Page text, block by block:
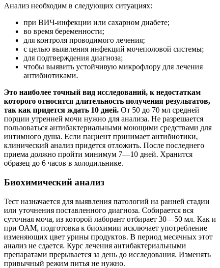
Анализ необходим в следующих ситуациях:
при ВИЧ-инфекции или сахарном диабете;
во время беременности;
для контроля проводимого лечения;
с целью выявления инфекций мочеполовой системы;
для подтверждения диагноза;
чтобы выявить устойчивую микрофлору для лечения
антибиотиками.
Это наиболее точный вид исследований, к недостаткам
которого относится длительность получения результатов,
так как придется ждать 10 дней. От 50 до 70 мл средней
порции утренней мочи нужно для анализа. Не разрешается
пользоваться антибактериальными моющими средствами для
интимного душа. Если пациент принимает антибиотики,
клинический анализ придется отложить. После последнего
приема должно пройти минимум 7—10 дней. Хранится
образец до 6 часов в холодильнике.
Биохимический анализ
Тест назначается для выявления патологий на ранней стадии
или уточнения поставленного диагноза. Собирается вся
суточная моча, из которой лаборант отбирает 30—50 мл. Как и
при ОАМ, подготовка к биохимии исключает употребление
изменяющих цвет урины продуктов. В период месячных этот
анализ не сдается. Курс лечения антибактериальными
препаратами прерывается за день до исследования. Изменять
привычный режим питья не нужно.